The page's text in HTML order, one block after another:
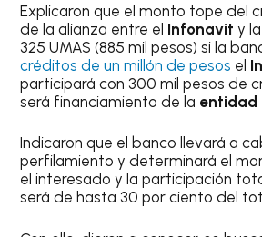
Explicaron que el monto tope del
de la alianza entre el Infonavity la
325 UMAS (885 mil pesos) si la
créditos de un millón de pesos el
participará con 300 mil pesos de
será financiamiento de la entidad
Indicaron que el banco llevará a
perfilamiento y determinará el
el interesado y la participación
será de hasta 30 por ciento del